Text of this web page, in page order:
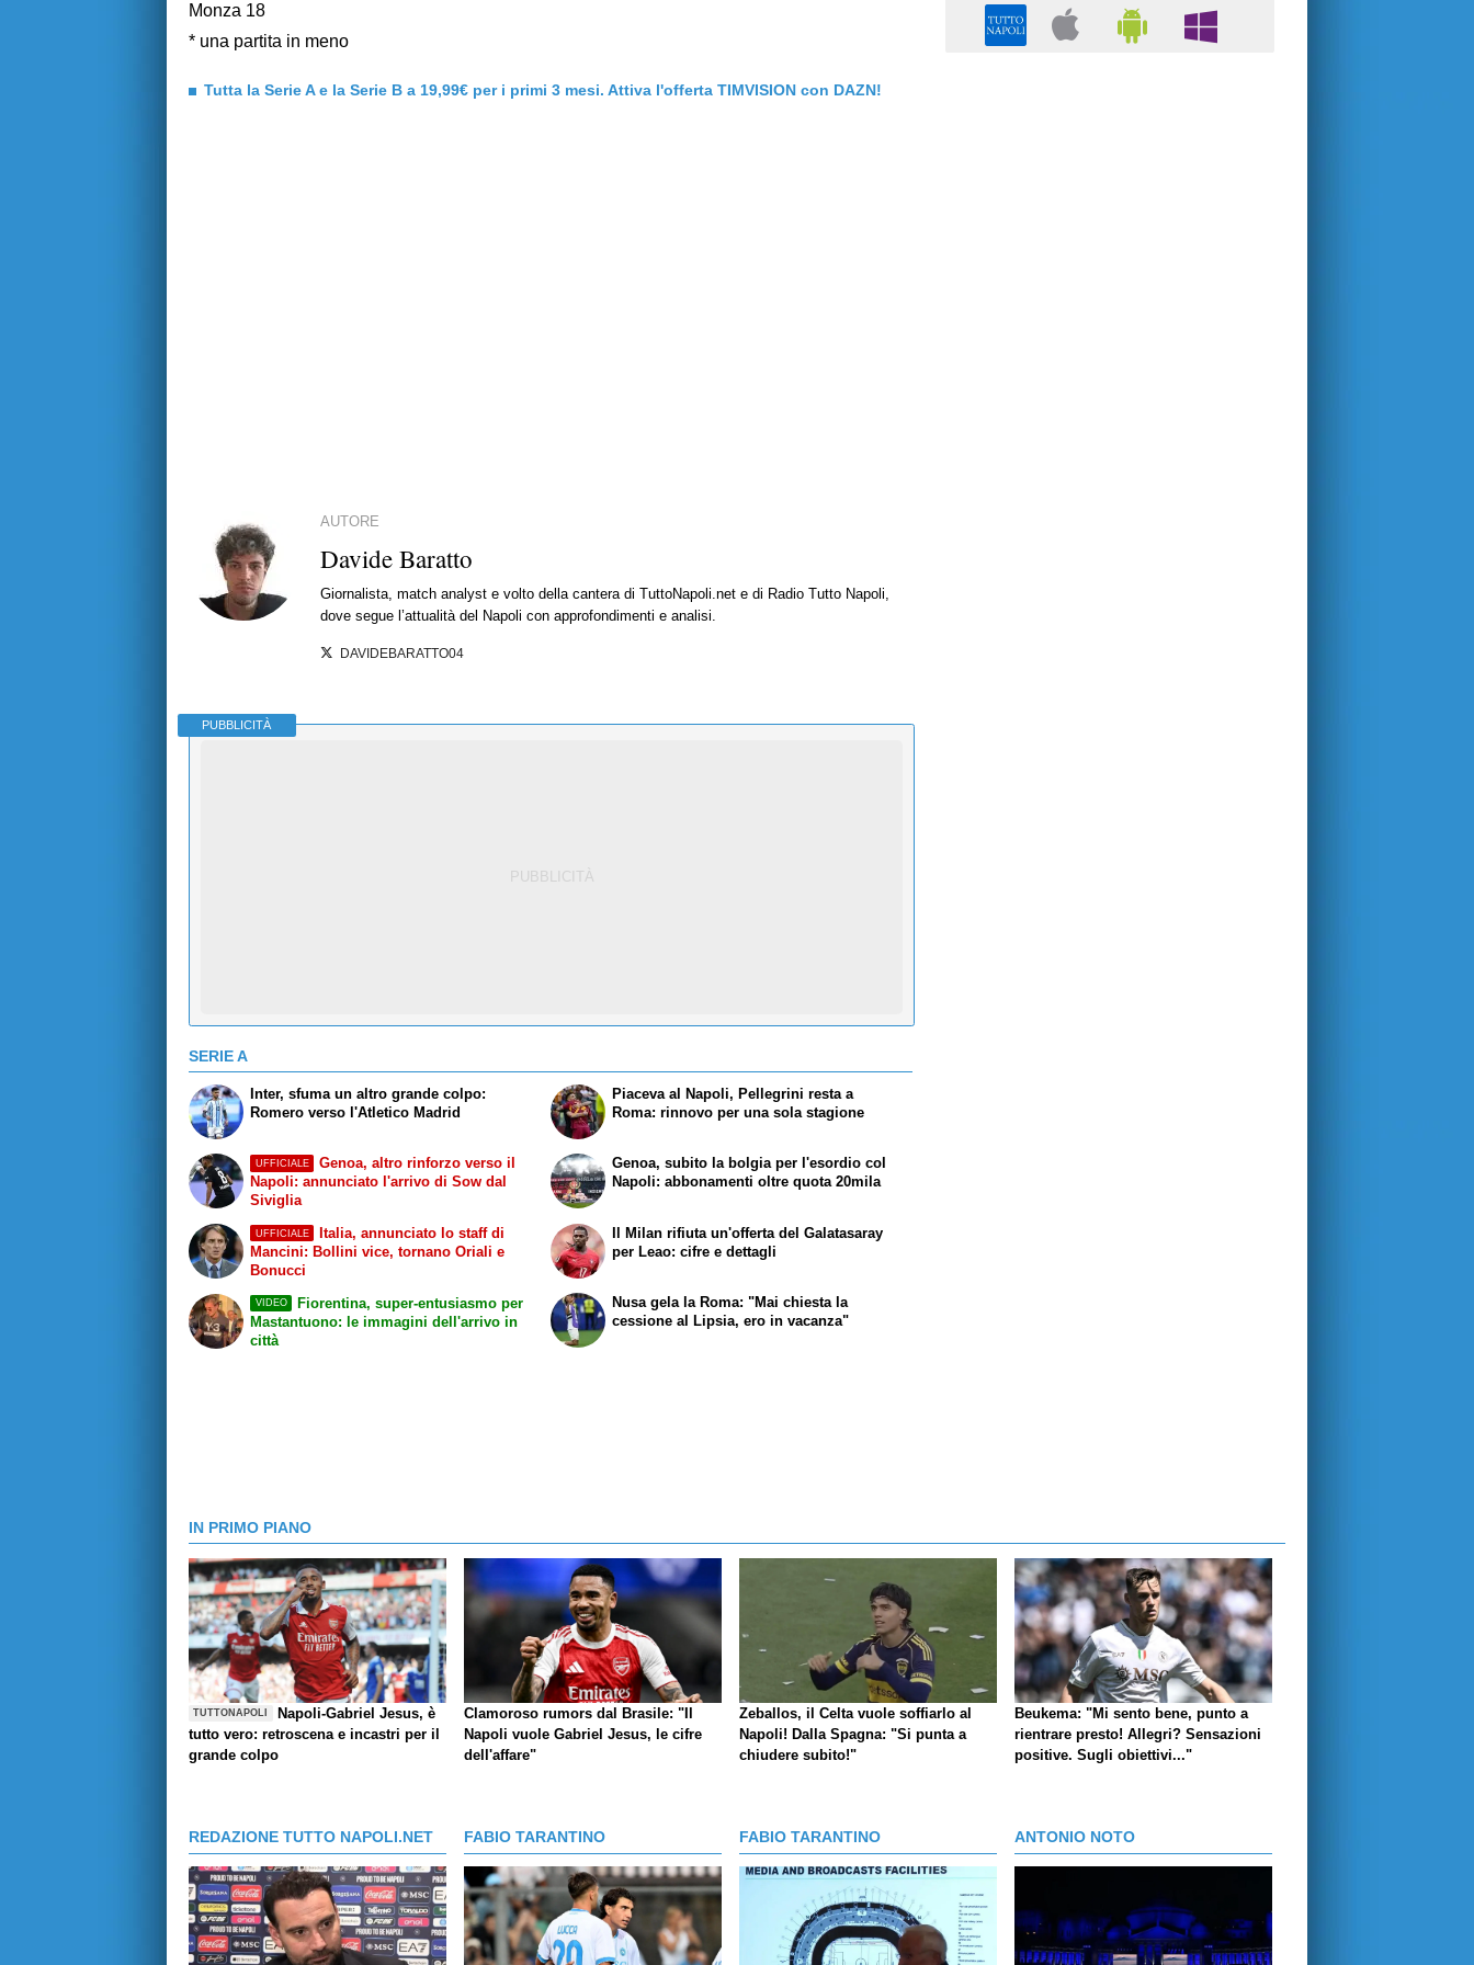
Monza 18
* una partita in meno
Tutta la Serie A e la Serie B a 19,99€ per i primi 3 mesi. Attiva l'offerta TIMVISION con DAZN!
AUTORE
Davide Baratto
Giornalista, match analyst e volto della cantera di TuttoNapoli.net e di Radio Tutto Napoli,
dove segue l’attualità del Napoli con approfondimenti e analisi.
DAVIDEBARATTO04
PUBBLICITÀ
SERIE A
Inter, sfuma un altro grande colpo:
Romero verso l'Atletico Madrid
UFFICIALE
Genoa, altro rinforzo verso il
Napoli: annunciato l'arrivo di Sow dal
Siviglia
Piaceva al Napoli, Pellegrini resta a
Roma: rinnovo per una sola stagione
Genoa, subito la bolgia per l'esordio col
Napoli: abbonamenti oltre quota 20mila
UFFICIALE
Italia, annunciato lo staff di
Mancini: Bollini vice, tornano Oriali e
Bonucci
VIDEO
Fiorentina, super-entusiasmo per
Mastantuono: le immagini dell'arrivo in
città
Il Milan rifiuta un'offerta del Galatasaray
per Leao: cifre e dettagli
Nusa gela la Roma: "Mai chiesta la
cessione al Lipsia, ero in vacanza"
IN PRIMO PIANO
TUTTONAPOLI
Napoli-Gabriel Jesus, è
tutto vero: retroscena e incastri per il
grande colpo
Clamoroso rumors dal Brasile: "Il
Napoli vuole Gabriel Jesus, le cifre
dell'affare"
Zeballos, il Celta vuole soffiarlo al
Napoli! Dalla Spagna: "Si punta a
chiudere subito!"
Beukema: "Mi sento bene, punto a
rientrare presto! Allegri? Sensazioni
positive. Sugli obiettivi..."
REDAZIONE TUTTO NAPOLI.NET FABIO TARANTINO FABIO TARANTINO ANTONIO NOTO